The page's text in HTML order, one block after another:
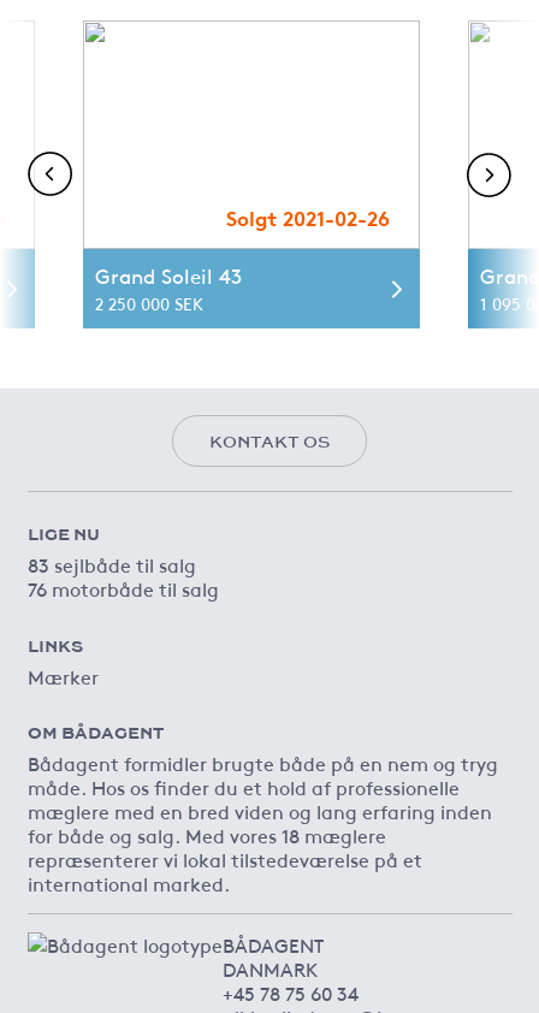
Solgt 2021-02-26
Grand Soleil 43
2 250 000 SEK 1 095
KONTAKT OS
LIGE NU
83 sejlbåde til salg
76 motorbåde til salg
LINKS
Mærker
OM BÅDAGENT
Bådagent formidler brugte både på en nem og tryg
måde. Hos os finder du et hold af professionelle
mæglere med en bred viden og lang erfaring inden
for både og salg. Med vores 18 mæglere
repræsenterer vi lokal tilstedeværelse på et
international marked.
BÅDAGENT
DANMARK
+45 78 75 60 34